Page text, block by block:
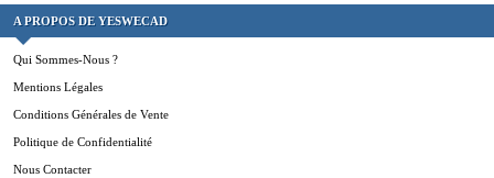
A PROPOS DE YESWECAD
Qui Sommes-Nous ?
Mentions Légales
Conditions Générales de Vente
Politique de Confidentialité
Nous Contacter